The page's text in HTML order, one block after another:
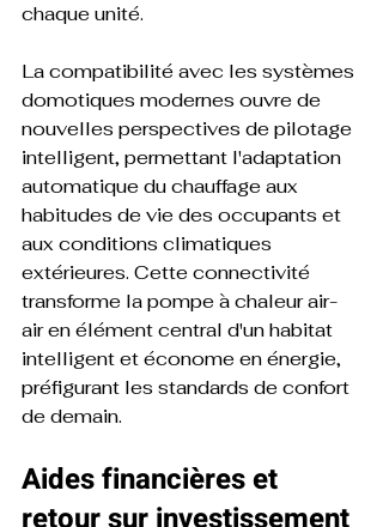
chaque unité.
La compatibilité avec les systèmes
domotiques modernes ouvre de
nouvelles perspectives de pilotage
intelligent, permettant l'adaptation
automatique du chauffage aux
habitudes de vie des occupants et
aux conditions climatiques
extérieures. Cette connectivité
transforme la pompe à chaleur air-
air en élément central d'un habitat
intelligent et économe en énergie,
préfigurant les standards de confort
de demain.
Aides financières et